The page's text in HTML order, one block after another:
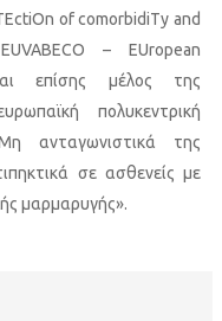
of comorbidiTy and
– EUropean
επίσης μέλος της
πολυκεντρική
ανταγωνιστικά της
σε ασθενείς με
μαρμαρυγής».